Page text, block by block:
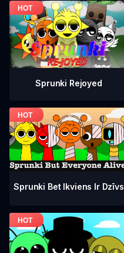
Sprunki Rejoyed
Sprunki Bet Ikviens Ir Dzīvs